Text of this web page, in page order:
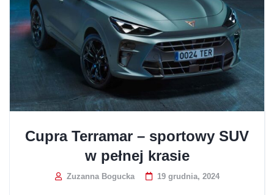
Cupra Terramar – sportowy SUV
w pełnej krasie
Zuzanna Bogucka 19 grudnia, 2024